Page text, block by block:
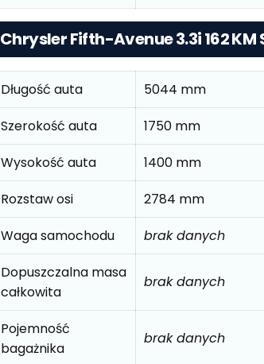
Chrysler Fifth-Avenue 3.3i 162 KM
Długość auta
5044 mm
Szerokość auta
1750 mm
Wysokość auta
1400 mm
Rozstaw osi
2784 mm
Waga samochodu
brak danych
Dopuszczalna masa
całkowita
brak danych
Pojemność
bagażnika
brak danych